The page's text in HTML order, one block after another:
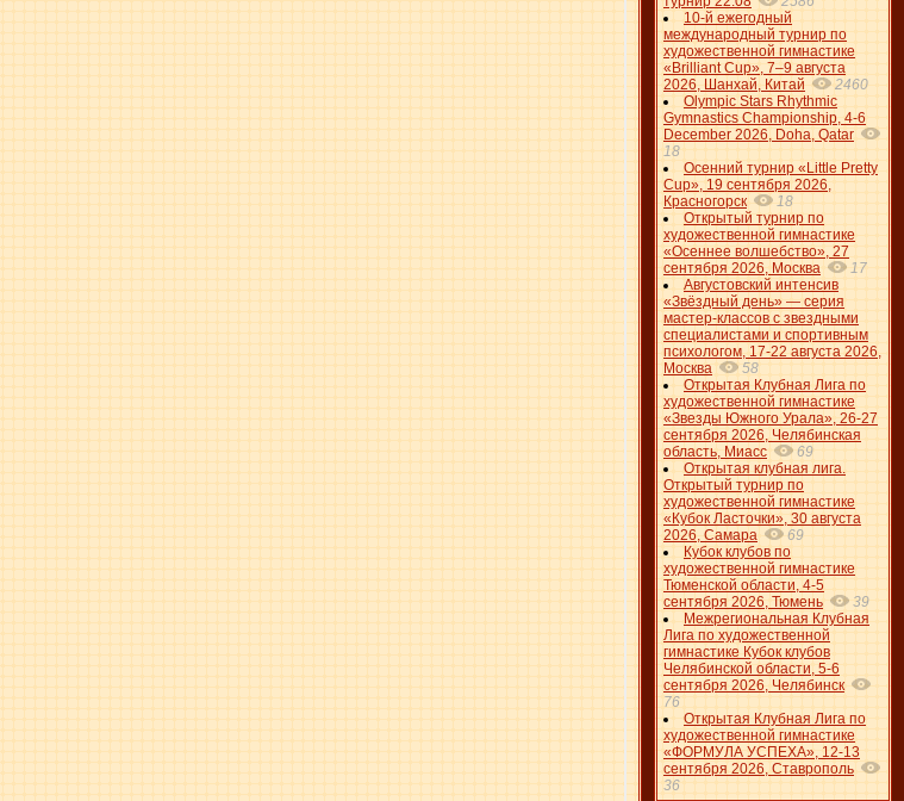
10-й ежегодный
международный турнир по
художественной гимнастике
«Brilliant Cup», 7–9 августа
2026, Шанхай, Китай
2460
Olympic Stars Rhythmic
Gymnastics Championship, 4-6
December 2026, Doha, Qatar
18
Осенний турнир «Little Pretty
Cup», 19 сентября 2026,
Красногорск
18
Открытый турнир по
художественной гимнастике
«Осеннее волшебство», 27
сентября 2026, Москва
17
Августовский интенсив
«Звёздный день» — серия
мастер-классов с звездными
специалистами и спортивным
психологом, 17-22 августа 2026,
Москва
58
Открытая Клубная Лига по
художественной гимнастике
«Звезды Южного Урала», 26-27
сентября 2026, Челябинская
область, Миасс
69
Открытая клубная лига.
Открытый турнир по
художественной гимнастике
«Кубок Ласточки», 30 августа
2026, Самара
69
Кубок клубов по
художественной гимнастике
Тюменской области, 4-5
сентября 2026, Тюмень
39
Межрегиональная Клубная
Лига по художественной
гимнастике Кубок клубов
Челябинской области, 5-6
сентября 2026, Челябинск
76
Открытая Клубная Лига по
художественной гимнастике
«ФОРМУЛА УСПЕХА», 12-13
сентября 2026, Ставрополь
36